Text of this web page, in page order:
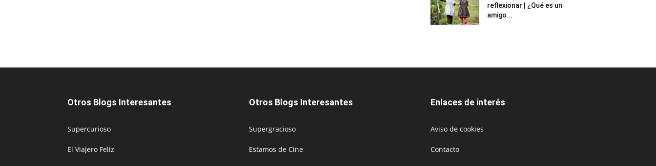
reflexionar | ¿Qué es un
amigo...
Otros Blogs Interesantes
Supercurioso
El Viajero Feliz
Otros Blogs Interesantes
Supergracioso
Estamos de Cine
Enlaces de interés
Aviso de cookies
Contacto